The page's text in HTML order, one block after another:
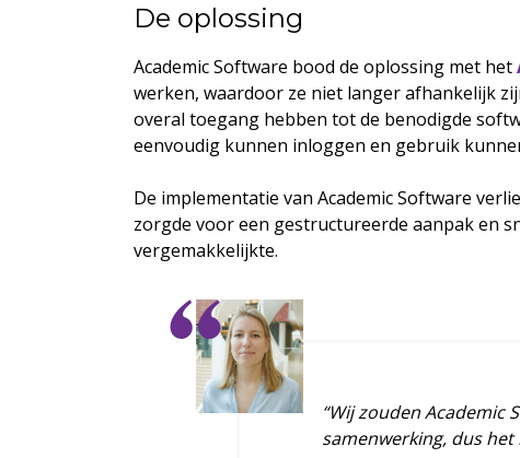
De oplossing
Academic Software bood de oplossing met het
werken, waardoor ze niet langer afhankelijk
overal toegang hebben tot de benodigde
eenvoudig kunnen inloggen en gebruik
De implementatie van Academic Software
zorgde voor een gestructureerde aanpak en
vergemakkelijkte.
“Wij zouden
samenwerking, dus